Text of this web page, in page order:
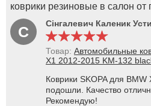
коврики резиновые в салон от
С Сінгалевич Каленик
Товар: Автомобильные
X1 2012-2015 KM-132
Коврики SKOPA для
подошли. Качество
Рекомендую!